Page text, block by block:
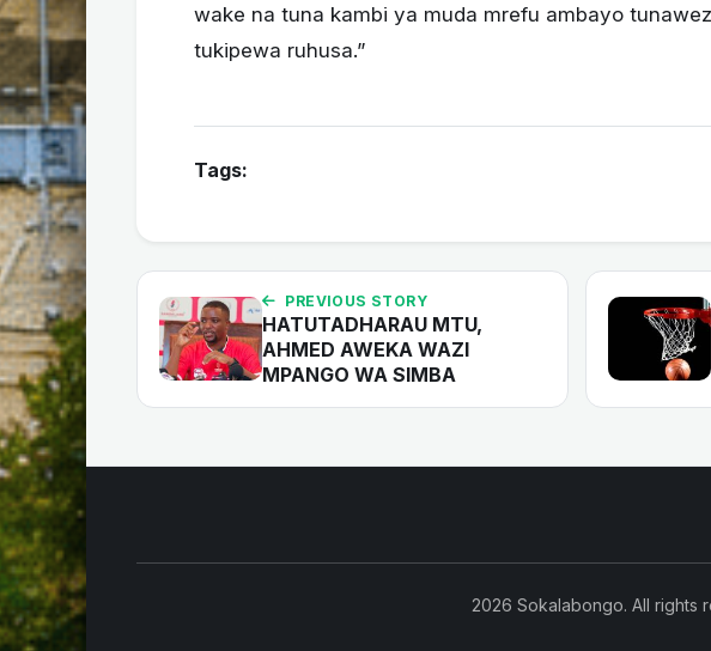
wake na tuna kambi ya muda mrefu ambayo
tukipewa ruhusa.”
Tags:
PREVIOUS STORY
HATUTADHARAU MTU,
AHMED AWEKA WAZI
MPANGO WA SIMBA
2026 Sokalabongo. All rights